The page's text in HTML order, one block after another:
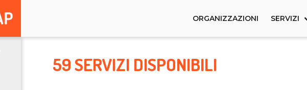
ORGANIZZAZIONI SERVIZI
59 SERVIZI DISPONIBILI